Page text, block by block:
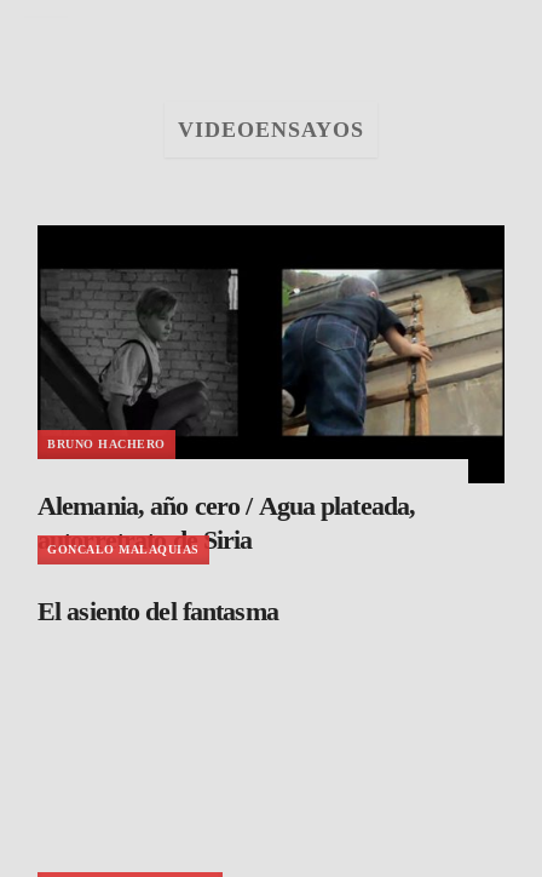
VIDEOENSAYOS
BRUNO HACHERO
Alemania, año cero / Agua plateada,
autorretrato de Siria
GONCALO MALAQUIAS
El asiento del fantasma